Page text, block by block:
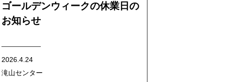
ゴールデンウィークの休業日の
お知らせ
2026.4.24
滝山センター